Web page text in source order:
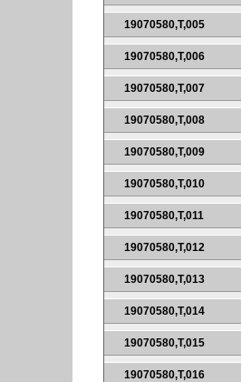
19070580,T,005
19070580,T,006
19070580,T,007
19070580,T,008
19070580,T,009
19070580,T,010
19070580,T,011
19070580,T,012
19070580,T,013
19070580,T,014
19070580,T,015
19070580,T,016